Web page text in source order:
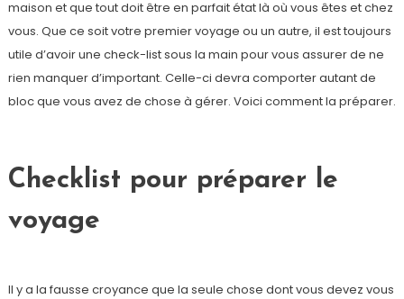
maison et que tout doit être en parfait état là où vous êtes et chez
vous. Que ce soit votre premier voyage ou un autre, il est toujours
utile d’avoir une check-list sous la main pour vous assurer de ne
rien manquer d’important. Celle-ci devra comporter autant de
bloc que vous avez de chose à gérer. Voici comment la préparer.
Checklist pour préparer le
voyage
Il y a la fausse croyance que la seule chose dont vous devez vous